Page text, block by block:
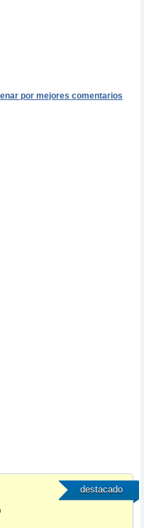
por mejores comentarios
destacado